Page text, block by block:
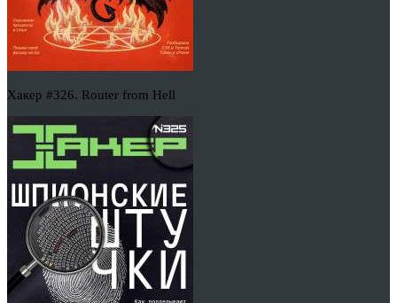
Хакер #326. Router from Hell